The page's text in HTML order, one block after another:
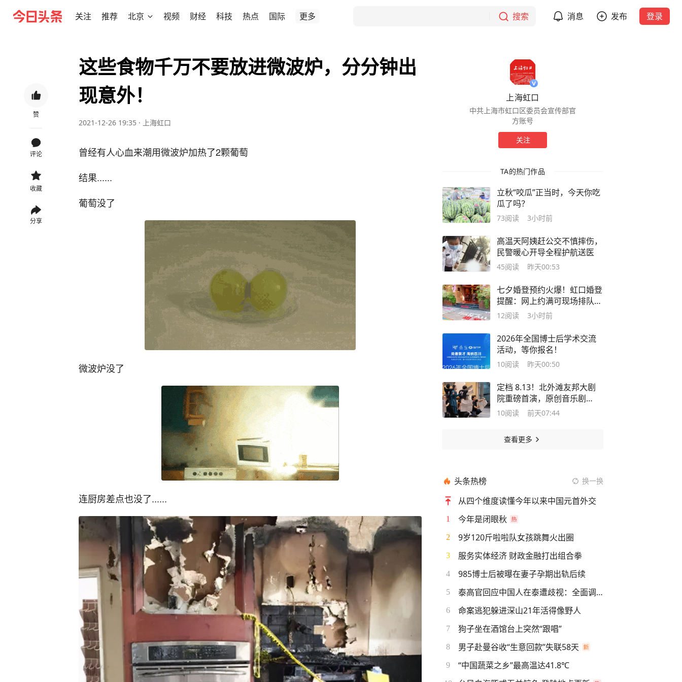
关注 推荐 北京 视频 财经 科技 热点 国际 更多 搜索 消息 发布 登录
赞
评论
收藏
分享
这些食物千万不要放进微波炉，分分钟出
现意外！
2021-12-26 19:35 · 上海虹口
曾经有人心血来潮用微波炉加热了2颗葡萄
结果......
葡萄没了
微波炉没了
连厨房差点也没了......
上海虹口
中共上海市虹口区委员会宣传部官
方账号
关注
TA的热门作品
立秋“咬瓜”正当时，今天你吃
瓜了吗？
73阅读 3小时前
高温天阿姨赶公交不慎摔伤，
民警暖心开导全程护航送医
45阅读 昨天00:53
七夕婚登预约火爆！虹口婚登
提醒：网上约满可现场排队，
还可享“甜爱之约”专属福利！
12阅读 3小时前
2026年全国博士后学术交流
活动，等你报名！
10阅读 昨天00:50
定档 8.13！北外滩友邦大剧
院重磅首演，原创音乐剧
《简・爱》来了
10阅读 前天07:44
查看更多
头条热榜 换一换
从四个维度读懂今年以来中国元首外交
1 今年是闭眼秋
2 9岁120斤啦啦队女孩跳舞火出圈
3 服务实体经济 财政金融打出组合拳
4 985博士后被曝在妻子孕期出轨后续
5 泰高官回应中国人在泰遭歧视：全面调查
6 命案逃犯躲进深山21年活得像野人
7 狗子坐在酒馆台上突然“跟唱”
8 男子赴曼谷收“生意回款”失联58天
9 “中国蔬菜之乡”最高温达41.8℃